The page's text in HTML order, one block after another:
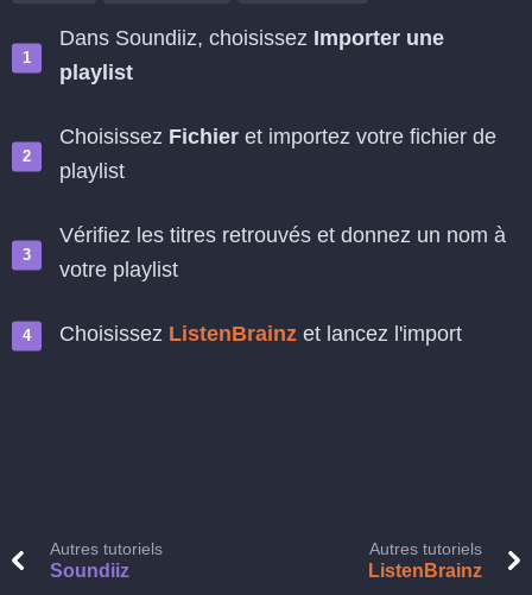
Dans Soundiiz, choisissez Importer une
playlist
Choisissez Fichier et importez votre fichier de
playlist
Vérifiez les titres retrouvés et donnez un nom à
votre playlist
Choisissez ListenBrainz et lancez l'import
Autres tutoriels
Soundiiz
Autres tutoriels
ListenBrainz